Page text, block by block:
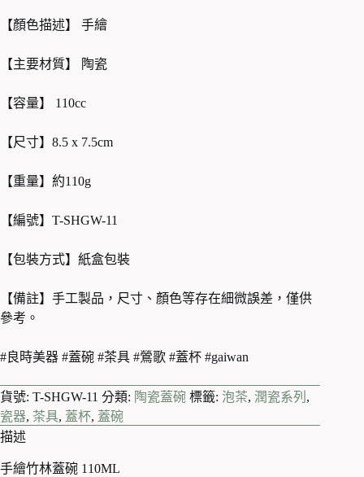
【顏色描述】 手繪
【主要材質】 陶瓷
【容量】 110cc
【尺寸】8.5 x 7.5cm
【重量】約110g
【編號】T-SHGW-11
【包裝方式】紙盒包裝
【備註】手工製品，尺寸、顏色等存在細微誤差，僅供
參考。
#良時美器 #蓋碗 #茶具 #鶯歌 #蓋杯 #gaiwan
貨號: T-SHGW-11 分類: 陶瓷蓋碗 標籤: 泡茶, 潤瓷系列 ,
瓷器, 茶具, 蓋杯, 蓋碗
描述
手繪竹林蓋碗 110ML